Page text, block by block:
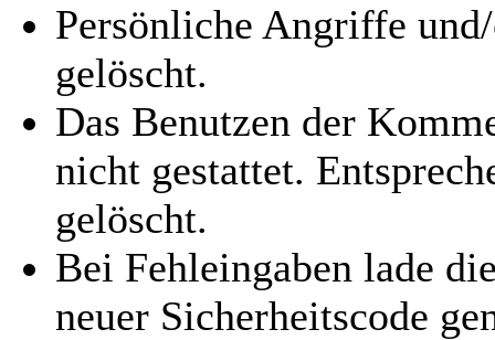
Persönliche Angriffe
gelöscht.
Das Benutzen der
nicht gestattet.
gelöscht.
Bei Fehleingaben lade
neuer Sicherheitscode